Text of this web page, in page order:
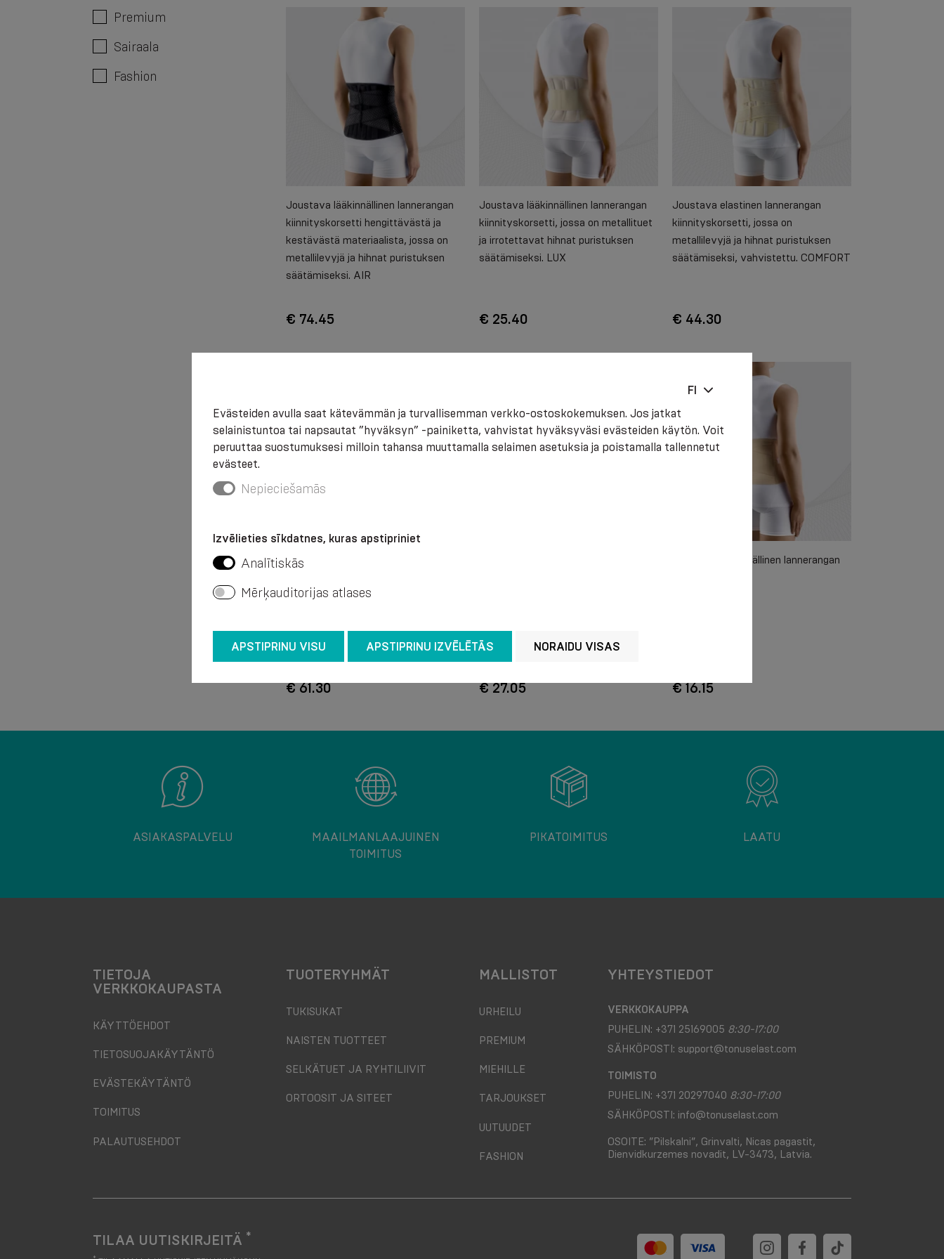
Premium
Sairaala
Fashion
Joustava lääkinnällinen lannerangan
kiinnityskorsetti hengittävästä ja
kestävästä materiaalista, jossa on
metallilevyjä ja hihnat puristuksen
säätämiseksi. AIR
€ 74.45
Joustava lääkinnällinen lannerangan
kiinnityskorsetti, jossa on metallituet
ja irrotettavat hihnat puristuksen
säätämiseksi. LUX
€ 25.40
Joustava elastinen lannerangan
kiinnityskorsetti, jossa on
metallilevyjä ja hihnat puristuksen
säätämiseksi, vahvistettu. COMFORT
€ 44.30
Joustava lääkinnällinen lannerangan
kestävästä materiaalista, jäykillä
säätämiseksi. AIR
€ 61.30 € 27.05
Joustava lääkinnällinen lannerangan
€ 16.15
ASIAKASPALVELU
MAAILMANLAAJUINEN
TOIMITUS
PIKATOIMITUS LAATU
TIETOJA
VERKKOKAUPASTA
KÄYTTÖEHDOT
TIETOSUOJAKÄYTÄNTÖ
EVÄSTEKÄYTÄNTÖ
TOIMITUS
PALAUTUSEHDOT
TUOTERYHMÄT
TUKISUKAT
NAISTEN TUOTTEET
SELKÄTUET JA RYHTILIIVIT
ORTOOSIT JA SITEET
MALLISTOT
URHEILU
PREMIUM
MIEHILLE
TARJOUKSET
UUTUUDET
FASHION
YHTEYSTIEDOT
VERKKOKAUPPA
PUHELIN: +371 25169005 8:30-17:00
SÄHKÖPOSTI: support@tonuselast.com
TOIMISTO
PUHELIN: +371 20297040 8:30-17:00
SÄHKÖPOSTI: info@tonuselast.com
OSOITE: ”Pilskalni”, Grinvalti, Nicas pagastit,
Dienvidkurzemes novadit, LV-3473, Latvia.
TILAA UUTISKIRJEITÄ *
FI
Evästeiden avulla saat kätevämmän ja turvallisemman verkko-ostoskokemuksen. Jos jatkat
selainistuntoa tai napsautat ”hyväksyn” -painiketta, vahvistat hyväksyväsi evästeiden käytön. Voit
peruuttaa suostumuksesi milloin tahansa muuttamalla selaimen asetuksia ja poistamalla tallennetut
evästeet.
Nepieciešamās
Izvēlieties sīkdatnes, kuras apstipriniet
Analītiskās
Mērķauditorijas atlases
APSTIPRINU VISU APSTIPRINU IZVĒLĒTĀS NORAIDU VISAS